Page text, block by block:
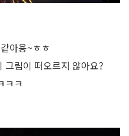
아용~ㅎㅎ
그림이 떠오르지 않아요?
ㅋㅋ